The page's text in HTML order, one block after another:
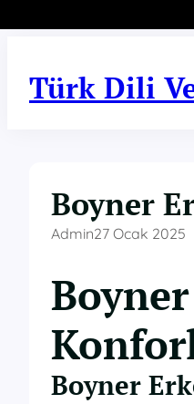
Türk Dili
Boyner
Admin27 Ocak 2025
Boyner